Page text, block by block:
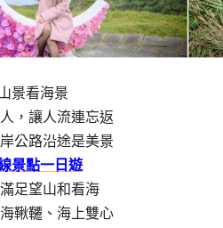
景看海景
，讓人流連忘返
公路沿途是美景
景點一日遊
足望山和看海
鞦韆、海上雙心